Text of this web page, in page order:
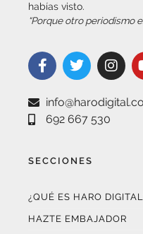
habías visto.
“Porque otro periodismo
692 667 530
SECCIONES
¿QUÉ ES HARO
HAZTE EMBAJADOR